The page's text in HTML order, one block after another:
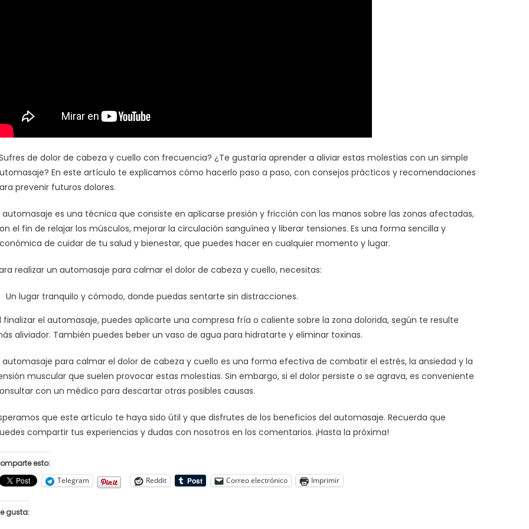
de dolor de cabeza y cuello con frecuencia? ¿Te gustaría aprender a aliviar estas molestias con un simple
En este artículo te explicamos cómo hacerlo paso a paso, con consejos prácticos y recomendaciones
prevenir futuros dolores.
automasaje es una técnica que consiste en aplicarse presión y fricción con las manos sobre las zonas afectadas,
el fin de relajar los músculos, mejorar la circulación sanguínea y liberar tensiones. Es una forma sencilla y
de cuidar de tu salud y bienestar, que puedes hacer en cualquier momento y lugar.
realizar un automasaje para calmar el dolor de cabeza y cuello, necesitas:
Un lugar tranquilo y cómodo, donde puedas sentarte sin distracciones.
finalizar el automasaje, puedes aplicarte una compresa fría o caliente sobre la zona dolorida, según te resulte
aliviador. También puedes beber un vaso de agua para hidratarte y eliminar toxinas.
automasaje para calmar el dolor de cabeza y cuello es una forma efectiva de combatir el estrés, la ansiedad y la
muscular que suelen provocar estas molestias. Sin embargo, si el dolor persiste o se agrava, es conveniente
con un médico para descartar otras posibles causas.
que este artículo te haya sido útil y que disfrutes de los beneficios del automasaje. Recuerda que
compartir tus experiencias y dudas con nosotros en los comentarios. ¡Hasta la próxima!
esto:
Telegram
Reddit Correo electrónico Imprimir
gusta: